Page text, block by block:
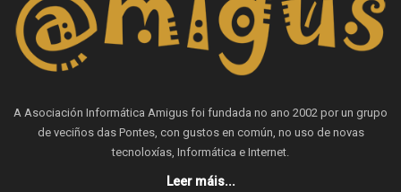
A Asociación Informática Amigus foi fundada no ano 2002 por un grupo
de veciños das Pontes, con gustos en común, no uso de novas
tecnoloxías, Informática e Internet.
Leer máis...